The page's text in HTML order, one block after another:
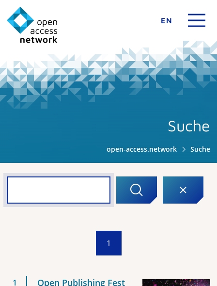
EN
Suche
open-access.network Suche
1
Open Publishing Fest